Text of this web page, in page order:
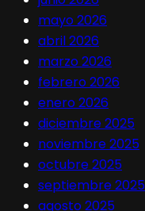
mayo 2026
abril 2026
marzo 2026
febrero 2026
enero 2026
diciembre 2025
noviembre 2025
octubre 2025
septiembre 2025
agosto 2025